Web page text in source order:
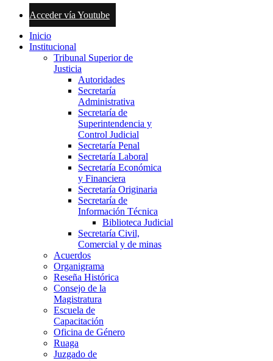
Acceder vía Youtube
Inicio
Institucional
Tribunal Superior de
Justicia
Autoridades
Secretaría
Administrativa
Secretaría de
Superintendencia y
Control Judicial
Secretaría Penal
Secretaría Laboral
Secretaría Económica
y Financiera
Secretaría Originaria
Secretaría de
Información Técnica
Biblioteca Judicial
Secretaría Civil,
Comercial y de minas
Acuerdos
Organigrama
Reseña Histórica
Consejo de la
Magistratura
Escuela de
Capacitación
Oficina de Género
Ruaga
Juzgado de